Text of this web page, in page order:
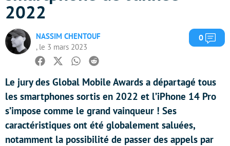
2022
NASSIM CHENTOUF
, le 3 mars 2023
0
Facebook
TwitterWhatsapp
Reddit
Le jury des Global Mobile Awards a départagé tous
les smartphones sortis en 2022 et l’iPhone 14 Pro
s’impose comme le grand vainqueur ! Ses
caractéristiques ont été globalement saluées,
notamment la possibilité de passer des appels par